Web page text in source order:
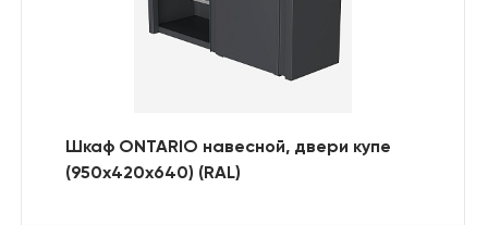
Шкаф ONTARIO навесной, двери купе
(950х420х640) (RAL)